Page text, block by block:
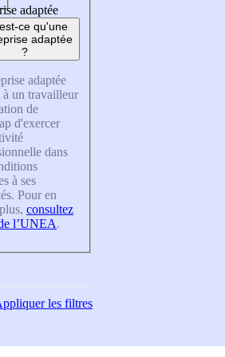
adaptée
ce qu'une
adaptée
?
adaptée
à un travailleur
de
d'exercer
dans
à ses
Pour en
consultez
l’UNEA.
les filtres